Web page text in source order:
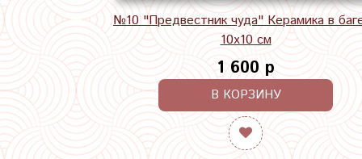
№10 "Предвестник чуда" Керамика в
10х10 см
1 600 р
В КОРЗИНУ